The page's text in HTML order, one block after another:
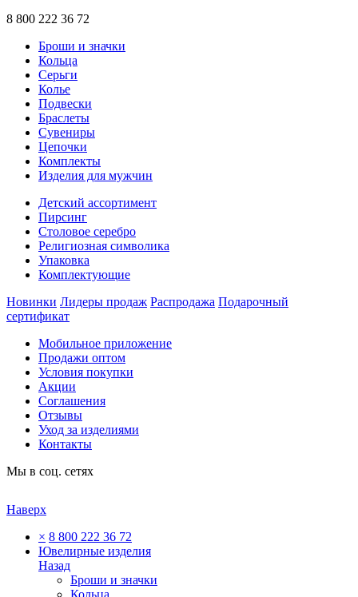
8 800 222 36 72
Броши и значки
Кольца
Серьги
Колье
Подвески
Браслеты
Сувениры
Цепочки
Комплекты
Изделия для мужчин
Детский ассортимент
Пирсинг
Столовое серебро
Религиозная символика
Упаковка
Комплектующие
Новинки Лидеры продаж Распродажа Подарочный
сертификат
Мобильное приложение
Продажи оптом
Условия покупки
Акции
Соглашения
Отзывы
Уход за изделиями
Контакты
Мы в соц. сетях
Наверх
× 8 800 222 36 72
Ювелирные изделия
Назад
Броши и значки